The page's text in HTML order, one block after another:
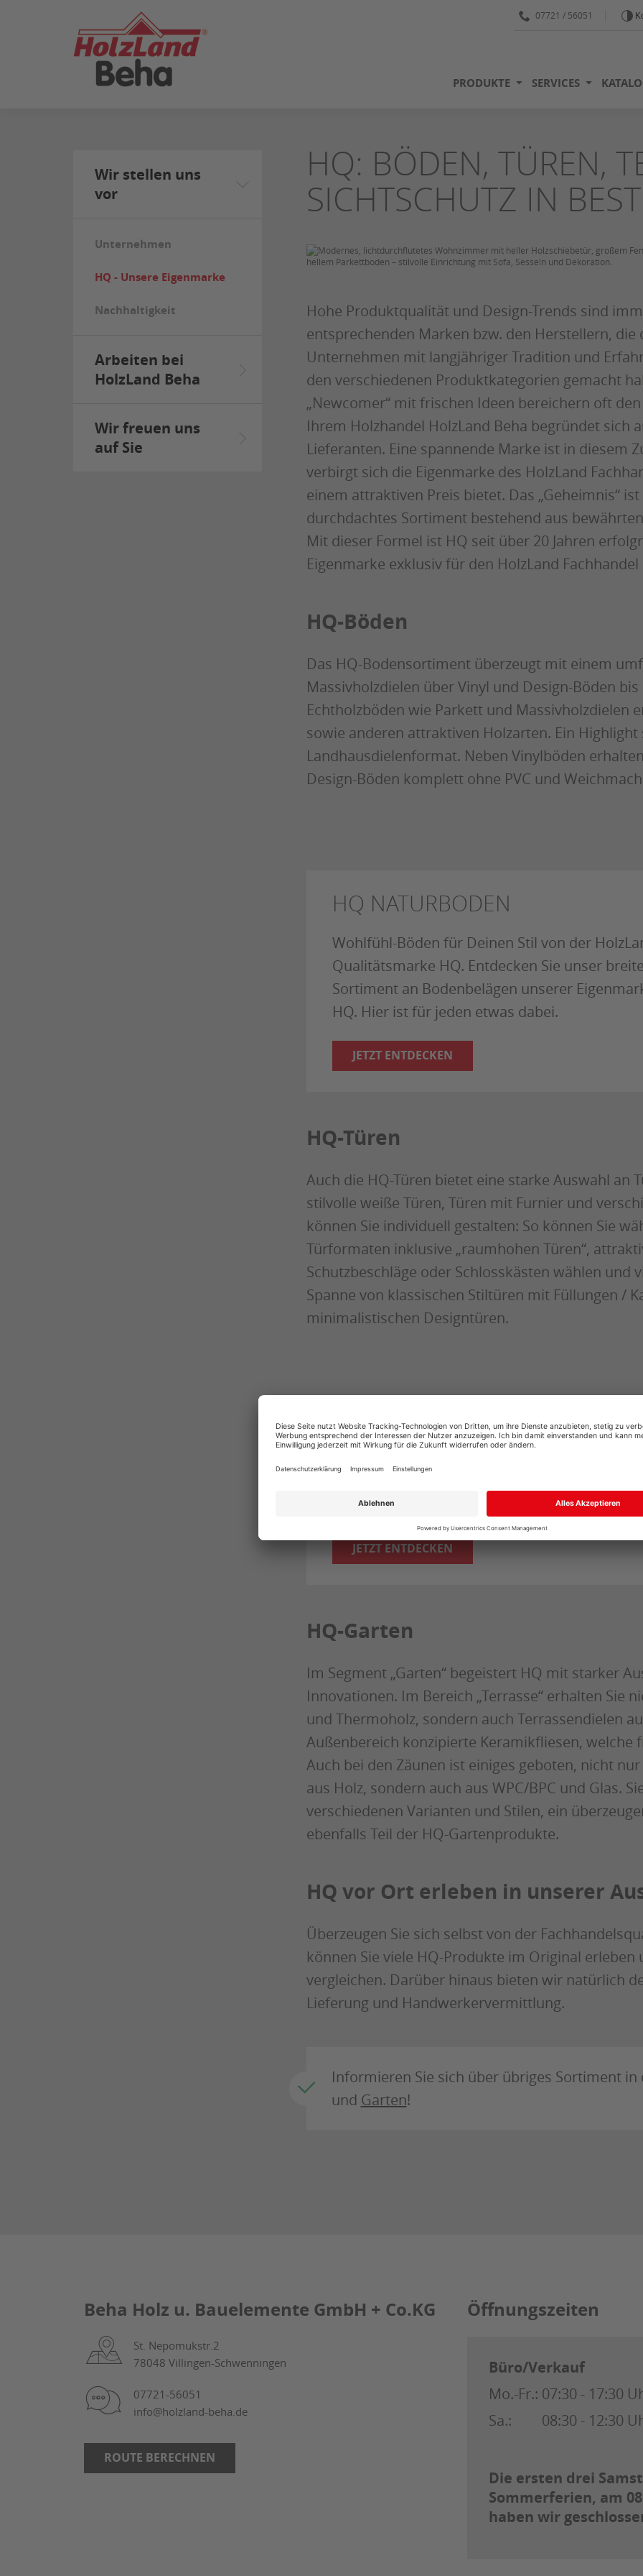
SEITENINHALT
SPRINGEN
07721 / 56051
PRODUKTE SERVICES
Wir stellen uns
vor
Unternehmen
HQ - Unsere Eigenmarke
Nachhaltigkeit
Arbeiten bei
HolzLand Beha
Wir freuen uns
auf Sie
HQ: BÖDEN, TÜREN,
SICHTSCHUTZ IN
Hohe Produktqualität und Design-Trends sind
entsprechenden Marken bzw. den Herstellern,
Unternehmen mit langjähriger Tradition und
den verschiedenen Produktkategorien gemacht
„Newcomer“ mit frischen Ideen bereichern oft
Ihrem Holzhandel HolzLand Beha begründet sich
Lieferanten. Eine spannende Marke ist in diesem
verbirgt sich die Eigenmarke des HolzLand
einem attraktiven Preis bietet. Das „Geheimnis“
durchdachtes Sortiment bestehend aus
Mit dieser Formel ist HQ seit über 20 Jahren
Eigenmarke exklusiv für den HolzLand
HQ-Böden
Das HQ-Bodensortiment überzeugt mit einem
Massivholzdielen über Vinyl und Design-Böden
Echtholzböden wie Parkett und Massivholzdielen
sowie anderen attraktiven Holzarten. Ein
Landhausdielenformat. Neben Vinylböden
Design-Böden komplett ohne PVC und
HQ NATURBODEN
Wohlfühl-Böden für Deinen Stil von der
Qualitätsmarke HQ. Entdecken Sie unser
Sortiment an Bodenbelägen unserer
HQ. Hier ist für jeden etwas dabei.
JETZT ENTDECKEN
HQ-Türen
Auch die HQ-Türen bietet eine starke Auswahl an
stilvolle weiße Türen, Türen mit Furnier und
können Sie individuell gestalten: So können Sie
Türformaten inklusive „raumhohen Türen“,
Schutzbeschläge oder Schlosskästen wählen und
Spanne von klassischen Stiltüren mit Füllungen /
minimalistischen Designtüren.
HQ TÜR
HQ Türbeschläge in Schwarz matt.
JETZT ENTDECKEN
HQ-Garten
Im Segment „Garten“ begeistert HQ mit starker
Innovationen. Im Bereich „Terrasse“ erhalten Sie
und Thermoholz, sondern auch Terrassendielen
Außenbereich konzipierte Keramikfliesen, welche
Auch bei den Zäunen ist einiges geboten, nicht
aus Holz, sondern auch aus WPC/BPC und Glas.
verschiedenen Varianten und Stilen, ein
ebenfalls Teil der HQ-Gartenprodukte.
HQ vor Ort erleben in unserer
Überzeugen Sie sich selbst von der
können Sie viele HQ-Produkte im Original
vergleichen. Darüber hinaus bieten wir natürlich
Lieferung und Handwerkervermittlung.
Informieren Sie sich über übriges Sortiment in
und Garten!
Beha Holz u. Bauelemente GmbH + Co.KG
St. Nepomukstr.2
78048 Villingen-Schwenningen
07721-56051
info@holzland-beha.de
ROUTE BERECHNEN
Öffnungszeiten
Büro/Verkauf
Mo.-Fr.: 07:30 - 17:30
Sa.:
08:30 - 12:30
Die ersten drei
Sommerferien, am
haben wir